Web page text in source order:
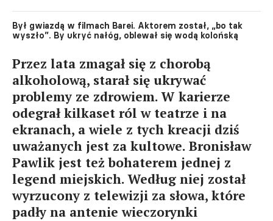
Był gwiazdą w filmach Barei. Aktorem został, „bo tak
wyszło”. By ukryć nałóg, oblewał się wodą kolońską
Przez lata zmagał się z chorobą
alkoholową, starał się ukrywać
problemy ze zdrowiem. W karierze
odegrał kilkaset ról w teatrze i na
ekranach, a wiele z tych kreacji dziś
uważanych jest za kultowe. Bronisław
Pawlik jest też bohaterem jednej z
legend miejskich. Według niej został
wyrzucony z telewizji za słowa, które
padły na antenie wieczorynki